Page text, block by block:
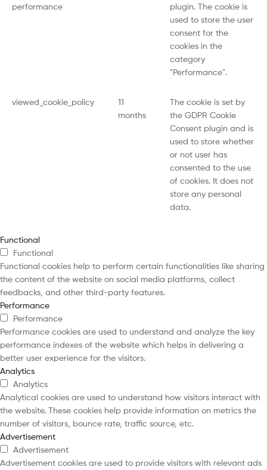
performance
plugin. The cookie is
used to store the user
consent for the
cookies in the
category
"Performance".
viewed_cookie_policy
11
months
The cookie is set by
the GDPR Cookie
Consent plugin and is
used to store whether
or not user has
consented to the use
of cookies. It does not
store any personal
data.
Functional
Functional
Functional cookies help to perform certain functionalities like sharing
the content of the website on social media platforms, collect
feedbacks, and other third-party features.
Performance
Performance
Performance cookies are used to understand and analyze the key
performance indexes of the website which helps in delivering a
better user experience for the visitors.
Analytics
Analytics
Analytical cookies are used to understand how visitors interact with
the website. These cookies help provide information on metrics the
number of visitors, bounce rate, traffic source, etc.
Advertisement
Advertisement
Advertisement cookies are used to provide visitors with relevant ads